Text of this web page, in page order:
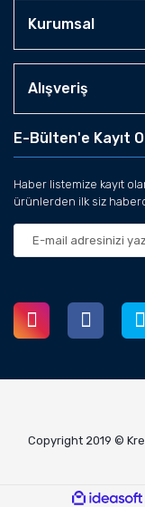
Kurumsal
Alışveriş
E-Bülten'e Kayıt
Haber listemize kayıt
ürünlerden ilk siz
Copyright 2019 ©